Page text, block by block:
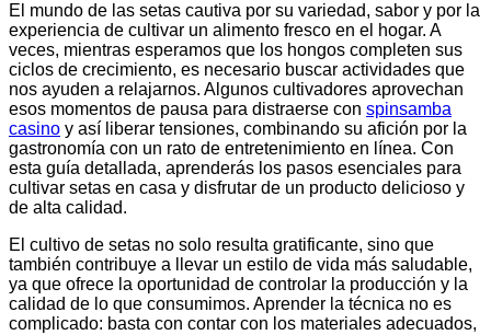
El mundo de las setas cautiva por su variedad, sabor y por la
experiencia de cultivar un alimento fresco en el hogar. A
veces, mientras esperamos que los hongos completen sus
ciclos de crecimiento, es necesario buscar actividades que
nos ayuden a relajarnos. Algunos cultivadores aprovechan
esos momentos de pausa para distraerse con spinsamba
casino y así liberar tensiones, combinando su afición por la
gastronomía con un rato de entretenimiento en línea. Con
esta guía detallada, aprenderás los pasos esenciales para
cultivar setas en casa y disfrutar de un producto delicioso y
de alta calidad.
El cultivo de setas no solo resulta gratificante, sino que
también contribuye a llevar un estilo de vida más saludable,
ya que ofrece la oportunidad de controlar la producción y la
calidad de lo que consumimos. Aprender la técnica no es
complicado: basta con contar con los materiales adecuados,